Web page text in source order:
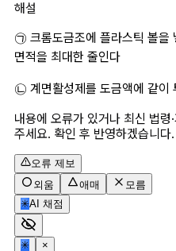
해설
㉠ 크롬도금조에 플라스틱 볼을
면적을 최대한 줄인다
㉡ 계면활성제를 도금액에 같이
내용에 오류가 있거나 최신 법령
주세요. 확인 후 반영하겠습니다.
오류 제보
외움
애매
모름
✳AI 채점
✳ ×